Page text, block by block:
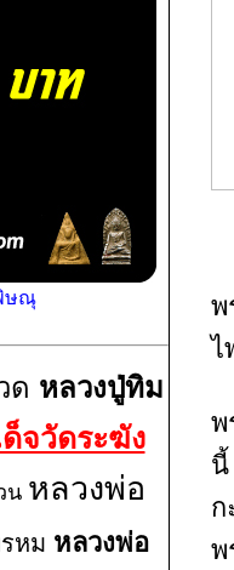
ษณุ
ด หลวงปู่ทิม
ด็จวัดระฆัง
น หลวงพ่อ
หม หลวงพ่อ
พ
ไ
พ
นี้
ก
พ